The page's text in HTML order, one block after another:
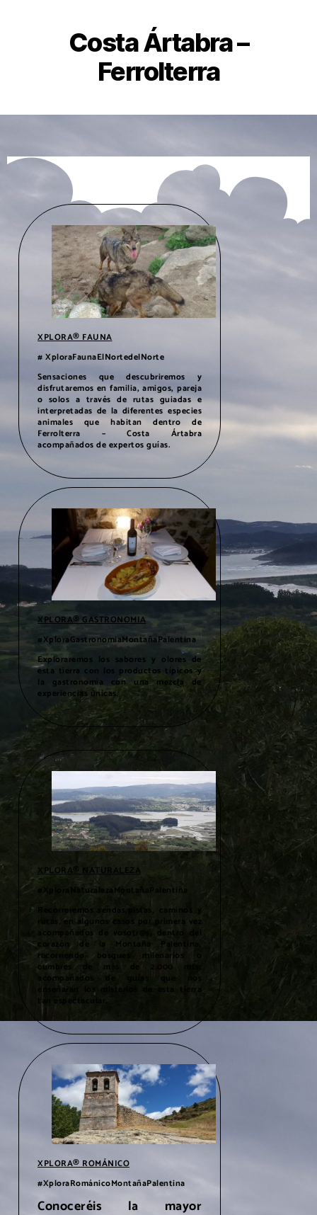
Costa Ártabra –
Ferrolterra
XPLORA® FAUNA
# XploraFaunaElNortedelNorte
Sensaciones que descubriremos y
disfrutaremos en familia, amigos, pareja
o solos a través de rutas guiadas e
interpretadas de la diferentes especies
animales que habitan dentro de
Ferrolterra – Costa Ártabra
acompañados de expertos guías.
XPLORA® GASTRONOMIA
#XploraGastronomiaMontañaPalentina
Exploraremos los sabores y olores de
esta tierra con los productos típicos y
la gastronomía con una mezcla de
experiencias únicas.
XPLORA® NATURALEZA
#XploraNaturalezaMontañaPalentina
Recorreremos sendas,pistas, caminos y
rutas, en algunos casos por primera vez
acompañados de vosotr@s, dentro del
corazón de la Montaña Palentina,
recorriendo bosques milenarios o
cumbres de más de 2.000 mts;
acompañados de guías que nos
enseñaran los misterios de esta tierra
tan espectacular.
XPLORA® ROMÁNICO
#XploraRománicoMontañaPalentina
Conoceréis la mayor